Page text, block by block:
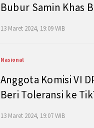
Bubur Samin Khas
13 Maret 2024, 19:09 WIB
Nasional
Anggota Komisi VI
Beri Toleransi ke
13 Maret 2024, 19:07 WIB